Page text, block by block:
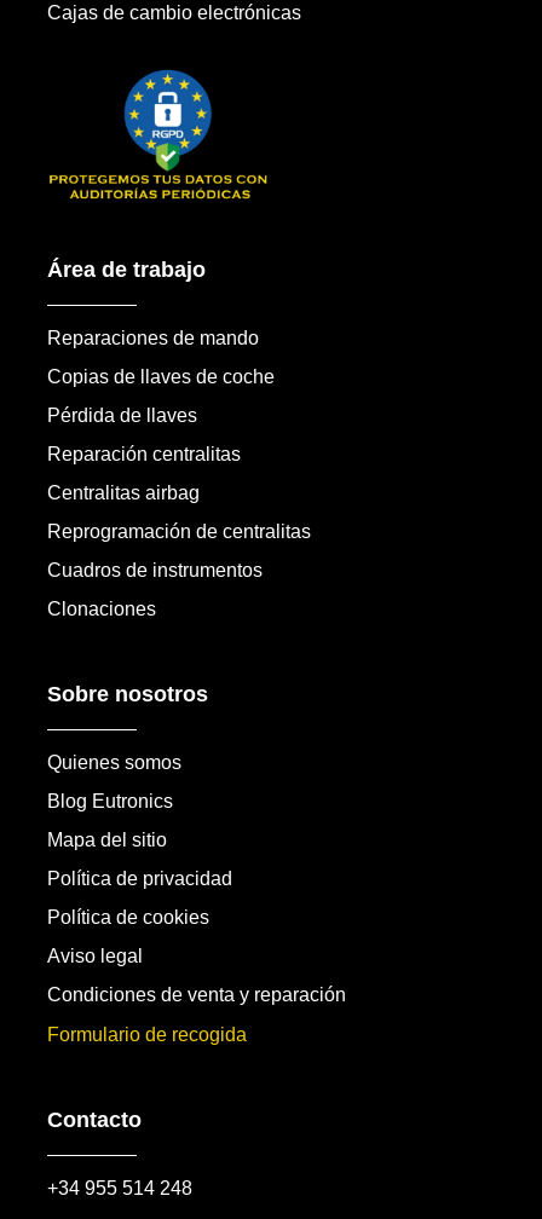
Cajas de cambio electrónicas
Área de trabajo
Reparaciones de mando
Copias de llaves de coche
Pérdida de llaves
Reparación centralitas
Centralitas airbag
Reprogramación de centralitas
Cuadros de instrumentos
Clonaciones
Sobre nosotros
Quienes somos
Blog Eutronics
Mapa del sitio
Política de privacidad
Política de cookies
Aviso legal
Condiciones de venta y reparación
Formulario de recogida
Contacto
+34 955 514 248